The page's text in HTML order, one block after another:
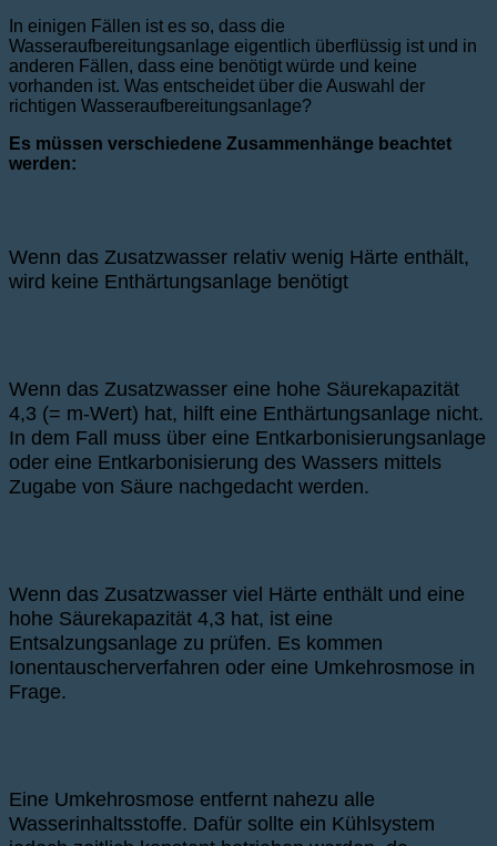
In einigen Fällen ist es so, dass die
Wasseraufbereitungsanlage eigentlich überflüssig ist und in
anderen Fällen, dass eine benötigt würde und keine
vorhanden ist. Was entscheidet über die Auswahl der
richtigen Wasseraufbereitungsanlage?
Es müssen verschiedene Zusammenhänge beachtet
werden:
Wenn das Zusatzwasser relativ wenig Härte enthält,
wird keine Enthärtungsanlage benötigt
Wenn das Zusatzwasser eine hohe Säurekapazität
4,3 (= m-Wert) hat, hilft eine Enthärtungsanlage nicht.
In dem Fall muss über eine Entkarbonisierungsanlage
oder eine Entkarbonisierung des Wassers mittels
Zugabe von Säure nachgedacht werden.
Wenn das Zusatzwasser viel Härte enthält und eine
hohe Säurekapazität 4,3 hat, ist eine
Entsalzungsanlage zu prüfen. Es kommen
Ionentauscherverfahren oder eine Umkehrosmose in
Frage.
Eine Umkehrosmose entfernt nahezu alle
Wasserinhaltsstoffe. Dafür sollte ein Kühlsystem